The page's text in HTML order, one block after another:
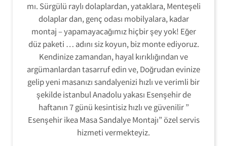
mı. Sürgülü raylı dolaplardan, yataklara, Menteşeli
dolaplar dan, genç odası mobilyalara, kadar
montaj – yapamayacağımız hiçbir şey yok! Eğer
düz paketi … adını siz koyun, biz monte ediyoruz.
Kendinize zamandan, hayal kırıklığından ve
argümanlardan tasarruf edin ve, Doğrudan evinize
gelip yeni masanızı sandalyenizi hızlı ve verimli bir
şekilde istanbul Anadolu yakası Esenşehir de
haftanın 7 günü kesintisiz hızlı ve güvenilir ”
Esenşehir ikea Masa Sandalye Montajı” özel servis
hizmeti vermekteyiz.